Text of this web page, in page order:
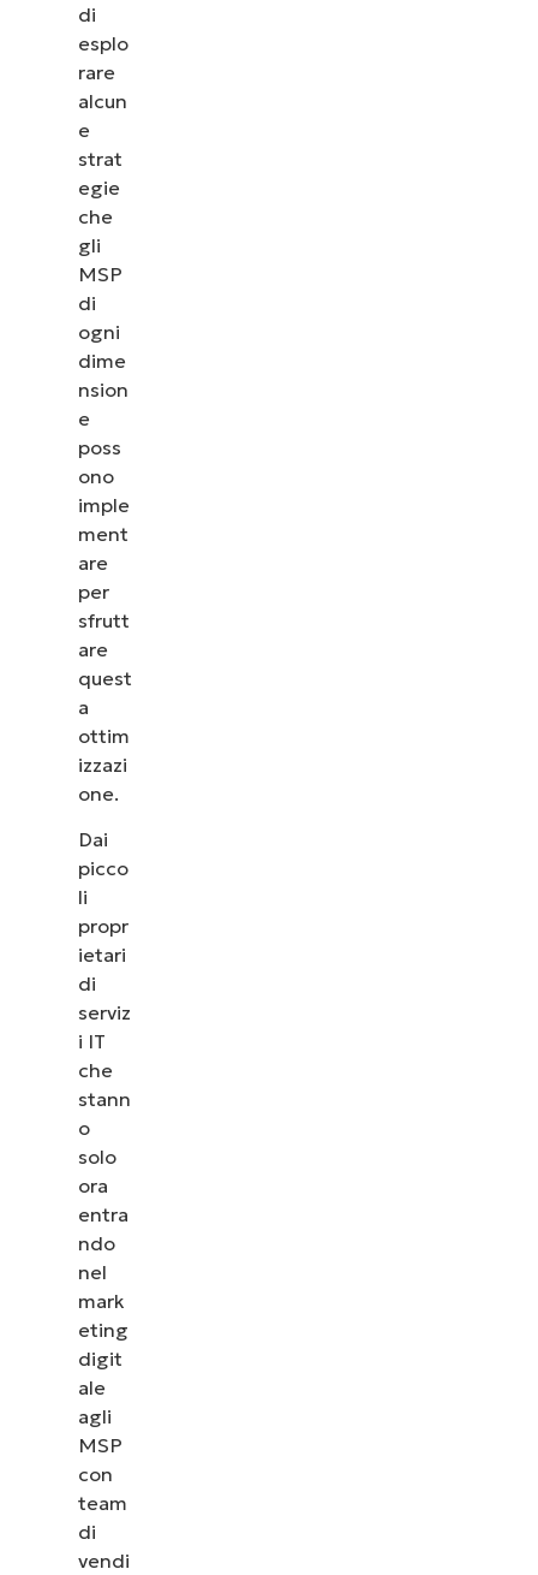
di
esplo
rare
alcun
e
strat
egie
che
gli
MSP
di
ogni
dime
nsion
e
poss
ono
imple
ment
are
per
sfrutt
are
quest
a
ottim
izzazi
one.
Dai
picco
li
propr
ietari
di
serviz
i IT
che
stann
o
solo
ora
entra
ndo
nel
mark
eting
digit
ale
agli
MSP
con
team
di
vendi